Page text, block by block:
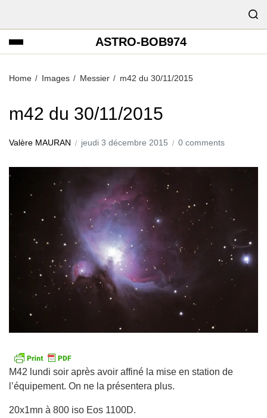
ASTRO-BOB974
Home Images Messier m42 du 30/11/2015
m42 du 30/11/2015
Valère MAURAN jeudi 3 décembre 2015 0 comments
M42 lundi soir après avoir affiné la mise en station de
l’équipement. On ne la présentera plus.
20x1mn à 800 iso Eos 1100D.